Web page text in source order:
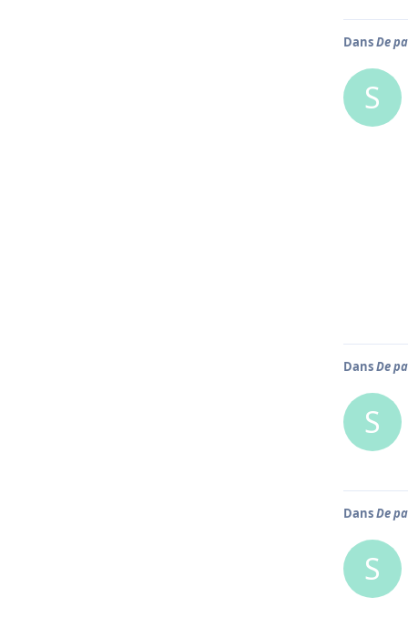
DansDe
S
DansDe
S
DansDe
S